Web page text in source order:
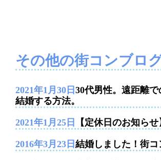
その他の街コンブロ
2021年1月30日 30代男性。遠距離
結婚する方法。
2021年1月25日 【定休日のお知らせ
2016年3月23日 結婚しました！街